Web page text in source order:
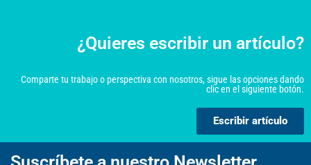
¿Quieres escribir un artículo?
Comparte tu trabajo o perspectiva con nosotros, sigue las opciones dando
clic en el siguiente botón.
Escribir artículo